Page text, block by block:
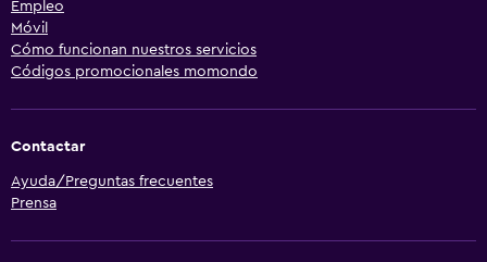
Empleo
Móvil
Cómo funcionan nuestros servicios
Códigos promocionales momondo
Contactar
Ayuda/Preguntas frecuentes
Prensa